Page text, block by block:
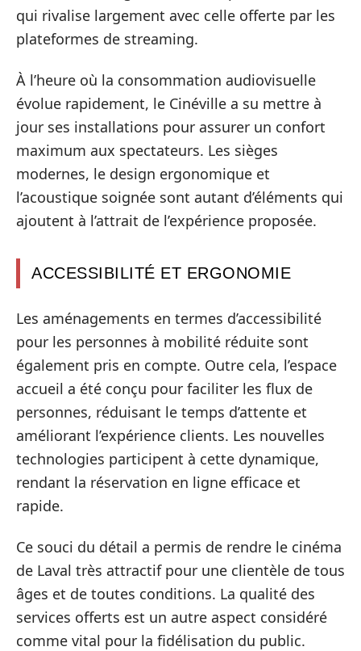
qui rivalise largement avec celle offerte par les
plateformes de streaming.
À l’heure où la consommation audiovisuelle
évolue rapidement, le Cinéville a su mettre à
jour ses installations pour assurer un confort
maximum aux spectateurs. Les sièges
modernes, le design ergonomique et
l’acoustique soignée sont autant d’éléments qui
ajoutent à l’attrait de l’expérience proposée.
ACCESSIBILITÉ ET ERGONOMIE
Les aménagements en termes d’accessibilité
pour les personnes à mobilité réduite sont
également pris en compte. Outre cela, l’espace
accueil a été conçu pour faciliter les flux de
personnes, réduisant le temps d’attente et
améliorant l’expérience clients. Les nouvelles
technologies participent à cette dynamique,
rendant la réservation en ligne efficace et
rapide.
Ce souci du détail a permis de rendre le cinéma
de Laval très attractif pour une clientèle de tous
âges et de toutes conditions. La qualité des
services offerts est un autre aspect considéré
comme vital pour la fidélisation du public.